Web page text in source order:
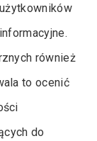
również
to ocenić
do